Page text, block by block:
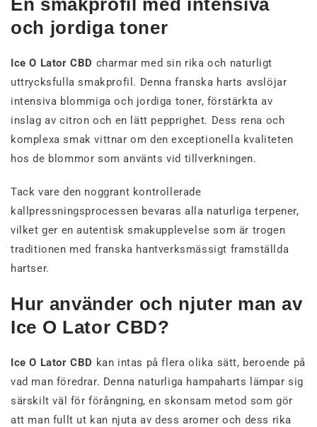
och jordiga toner
Ice O Lator CBD charmar med sin rika och naturligt
uttrycksfulla smakprofil. Denna franska harts avslöjar
intensiva blommiga och jordiga toner, förstärkta av
inslag av citron och en lätt pepprighet. Dess rena och
komplexa smak vittnar om den exceptionella kvaliteten
hos de blommor som använts vid tillverkningen.
Tack vare den noggrant kontrollerade
kallpressningsprocessen bevaras alla naturliga terpener,
vilket ger en autentisk smakupplevelse som är trogen
traditionen med franska hantverksmässigt framställda
hartser.
Hur använder och njuter man av
Ice O Lator CBD?
Ice O Lator CBD kan intas på flera olika sätt, beroende på
vad man föredrar. Denna naturliga hampaharts lämpar sig
särskilt väl för förångning, en skonsam metod som gör
att man fullt ut kan njuta av dess aromer och dess rika